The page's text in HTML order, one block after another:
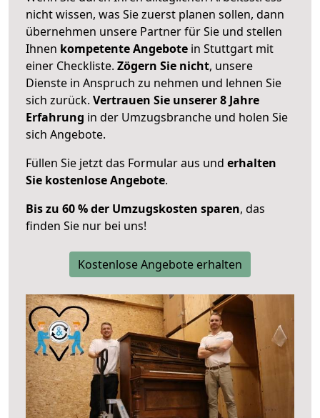
nicht wissen, was Sie zuerst planen sollen, dann
übernehmen unsere Partner für Sie und stellen
Ihnen kompetente Angebote in Stuttgart mit
einer Checkliste. Zögern Sie nicht, unsere
Dienste in Anspruch zu nehmen und lehnen Sie
sich zurück. Vertrauen Sie unserer 8 Jahre
Erfahrung in der Umzugsbranche und holen Sie
sich Angebote.
Füllen Sie jetzt das Formular aus und erhalten
Sie kostenlose Angebote.
Bis zu 60 % der Umzugskosten sparen, das
finden Sie nur bei uns!
Kostenlose Angebote erhalten